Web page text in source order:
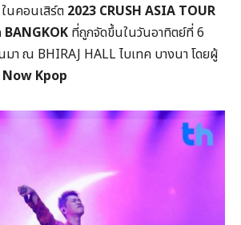
ในคอนเสิร์ต 2023 CRUSH ASIA TOUR
BANGKOK ที่ถูกจัดขึ้นในวันอาทิตย์ที่ 6
า ณ BHIRAJ HALL ไบเทค บางนา โดยผู้
Kpop